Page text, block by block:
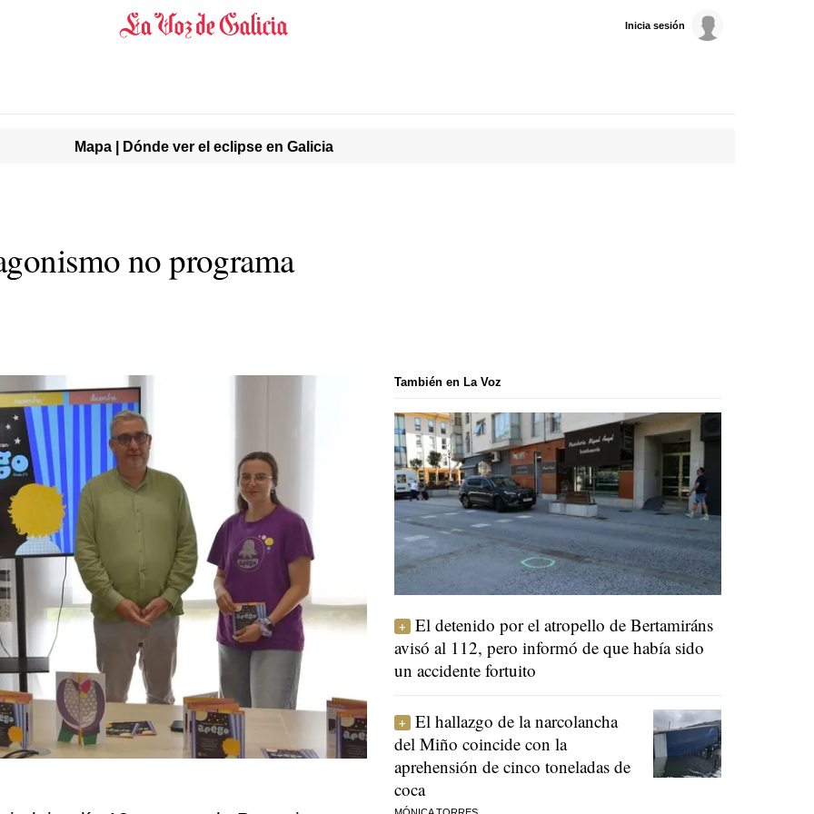
Inicia sesión
Mapa | Dónde ver el eclipse en Galicia
no programa
También en La Voz
El detenido por el atropello de Bertamiráns
avisó al 112, pero informó de que había sido
un accidente fortuito
El hallazgo de la narcolancha
del Miño coincide con la
aprehensión de cinco toneladas de
coca